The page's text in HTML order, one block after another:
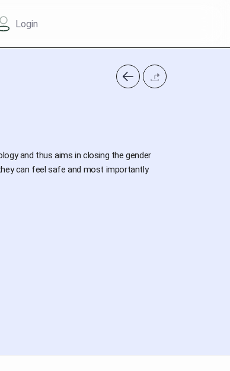
Login
and thus aims in closing the gender
can feel safe and most importantly